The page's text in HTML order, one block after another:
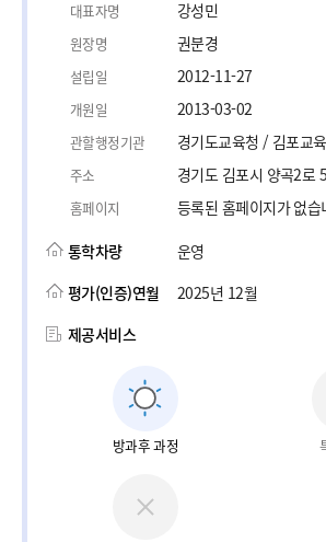
대표자명 강성민
원장명 권분경
설립일 2012-11-27
개원일 2013-03-02
관할행정기관 경기도교육청 / 김포교
주소 경기도 김포시 양곡2로
홈페이지
등록된 홈페이지가 없습
통학차량
운영
평가(인증)연월
2025년 12월
제공서비스
방과후 과정